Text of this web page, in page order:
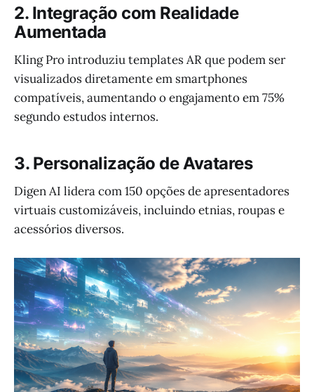
2. Integração com Realidade
Aumentada
Kling Pro introduziu templates AR que podem ser
visualizados diretamente em smartphones
compatíveis, aumentando o engajamento em 75%
segundo estudos internos.
3. Personalização de Avatares
Digen AI lidera com 150 opções de apresentadores
virtuais customizáveis, incluindo etnias, roupas e
acessórios diversos.